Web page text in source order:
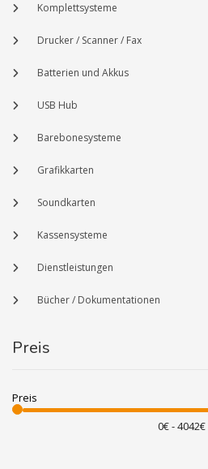
Komplettsysteme
Drucker / Scanner / Fax
Batterien und Akkus
USB Hub
Barebonesysteme
Grafikkarten
Soundkarten
Kassensysteme
Dienstleistungen
Bücher / Dokumentationen
Preis
Preis